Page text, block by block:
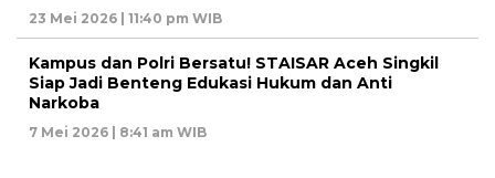
23 Mei 2026 | 11:40 pm WIB
Kampus dan Polri Bersatu! STAISAR Aceh Singkil
Siap Jadi Benteng Edukasi Hukum dan Anti
Narkoba
7 Mei 2026 | 8:41 am WIB